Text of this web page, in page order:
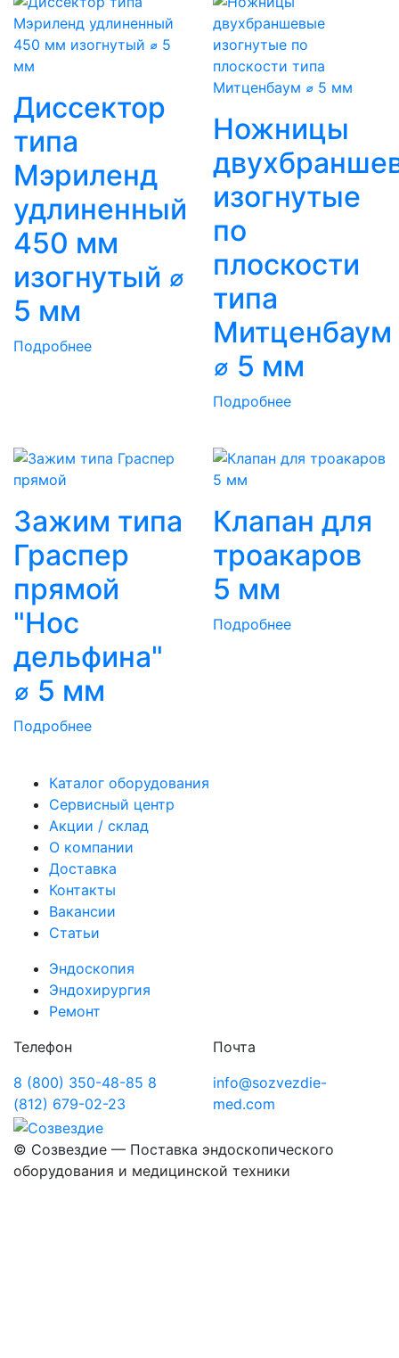
Диссектор
типа
Мэриленд
удлиненный
450 мм
изогнутый ⌀
5 мм
Подробнее
Ножницы
изогнутые
по
плоскости
типа
Митценбаум
⌀ 5 мм
Подробнее
Зажим типа
Граспер
прямой
"Нос
дельфина"
⌀ 5 мм
Подробнее
Клапан для
троакаров
5 мм
Подробнее
Каталог оборудования
Сервисный центр
Акции / склад
О компании
Доставка
Контакты
Вакансии
Статьи
Эндоскопия
Эндохирургия
Ремонт
Телефон
8 (800) 350-48-85 8
(812) 679-02-23
Почта
info@sozvezdie-
med.com
© Созвездие — Поставка эндоскопического
оборудования и медицинской техники